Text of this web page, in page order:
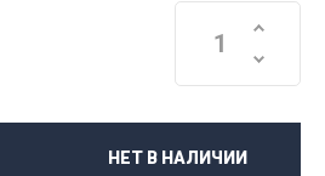
НЕТ В НАЛИЧИИ